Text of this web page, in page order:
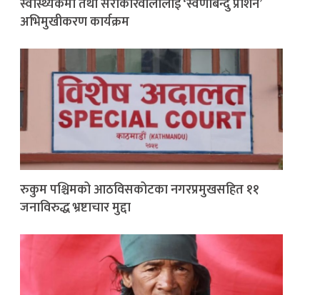
अभिमुखीकरण कार्यक्रम
रुकुम पश्चिमको आठविसकोटका नगरप्रमुखसहित ११
जनाविरुद्ध भ्रष्टाचार मुद्दा